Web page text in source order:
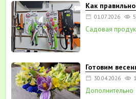
Как
01.07.2026
Садовая
Готовим
30.04.2026
Дополнительно